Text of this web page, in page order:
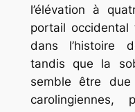
l’élévation à
portail
dans l’histoire
tandis que la
semble être
carolingiennes,